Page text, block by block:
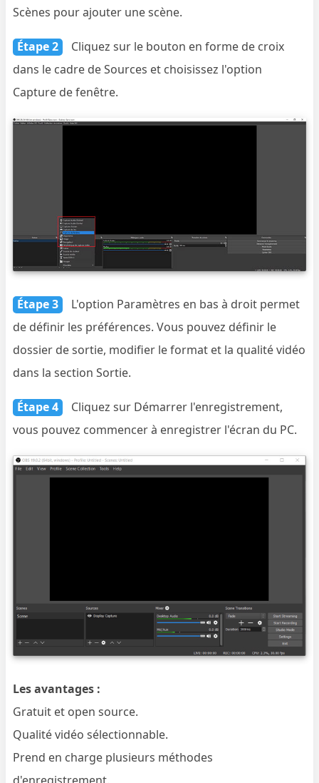
Scènes pour ajouter une scène.
Étape 2
Cliquez sur le bouton en forme de croix
dans le cadre de Sources et choisissez l'option
Capture de fenêtre.
Étape 3
L'option Paramètres en bas à droit permet
de définir les préférences. Vous pouvez définir le
dossier de sortie, modifier le format et la qualité vidéo
dans la section Sortie.
Étape 4
Cliquez sur Démarrer l'enregistrement,
vous pouvez commencer à enregistrer l'écran du PC.
Les avantages :
Gratuit et open source.
Qualité vidéo sélectionnable.
Prend en charge plusieurs méthodes